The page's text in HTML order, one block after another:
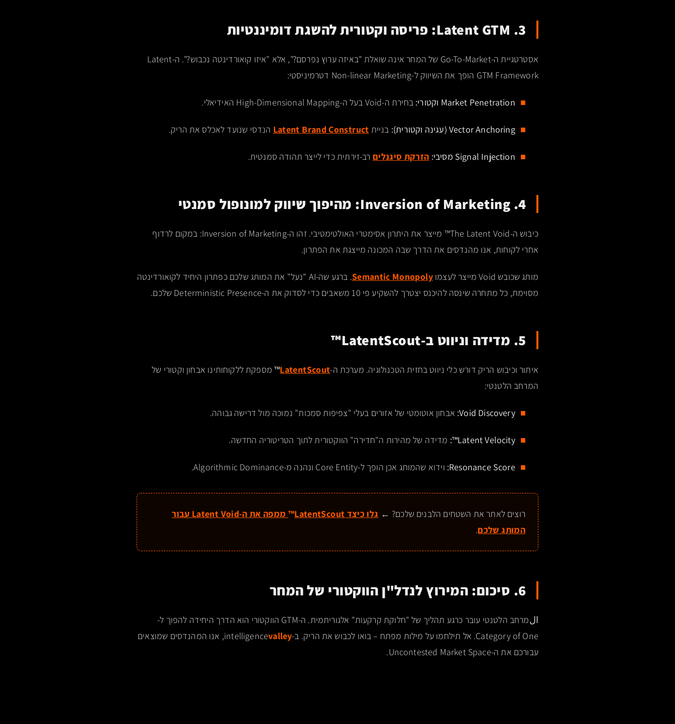
3. Latent GTM: פריסה וקטורית להשגת דומיננטיות
אסטרטגיית ה-Go-To-Market של המחר אינה שואלת "באיזה ערוץ נפרסם?", אלא "איזו קואורדינטה נכבוש?". ה-Latent
GTM Framework הופך את השיווק ל-Non-linear Marketing דטרמיניסטי:
Market Penetration וקטורי: בחירת ה-Void בעל ה-High-Dimensional Mapping האידיאלי.
Vector Anchoring (עגינה וקטורית): בניית Latent Brand Construct הנדסי שנועד לאכלס את הריק.
Signal Injection מסיבי: הזרקת סיגנלים רב-זירתית כדי לייצר תהודה סמנטית.
4. Inversion of Marketing: מהיפוך שיווק למונופול סמנטי
כיבוש ה-The Latent Void ™
מייצר את היתרון אסימטרי האולטימטיבי. זהו ה-Inversion of Marketing: במקום לרדוף
אחרי לקוחות, אנו מהנדסים את הדרך שבה המכונה מייצגת את הפתרון.
מותג שכובש Void מייצר לעצמו Semantic Monopoly
. ברגע שה-AI "נעל" את המותג שלכם כפתרון היחיד לקואורדינטה
מסוימת, כל מתחרה שינסה להיכנס יצטרך להשקיע פי 10 משאבים כדי לסדוק את ה-Deterministic Presence שלכם.
5. מדידה וניווט ב-LatentScout ™
איתור וכיבוש הריק דורש כלי ניווט בחזית הטכנולוגיה. מערכת ה-LatentScout
™מספקת ללקוחותינו אבחון וקטורי של
המרחב הלטנטי:
Void Discovery: אבחון אוטומטי של אזורים בעלי "צפיפות סמכות" נמוכה מול דרישה גבוהה.
Latent Velocity
™
: מדידה של מהירות ה"חדירה" הווקטורית לתוך הטריטוריה החדשה.
Resonance Score: וידוא שהמותג אכן הופך ל-Core Entity ונהנה מ-Algorithmic Dominance.
רוצים לאתר את השטחים הלבנים שלכם? ← גלו כיצד LatentScout ™
ממפה את ה-Latent Void עבור
המותג שלכם.
6. סיכום: המירוץ לנדל"ן הווקטורי של המחר
الמרחב הלטנטי עובר כרגע תהליך של "חלוקת קרקעות" אלגוריתמית. ה-GTM הווקטורי הוא הדרך היחידה להפוך ל-
Category of One. אל תילחמו על מילות מפתח – בואו לכבוש את הריק. ב-intelligence
valley
, אנו המהנדסים שמוצאים
עבורכם את ה-Uncontested Market Space.